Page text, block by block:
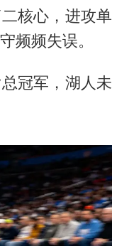
核心，进攻单
频频失误。
冠军，湖人未